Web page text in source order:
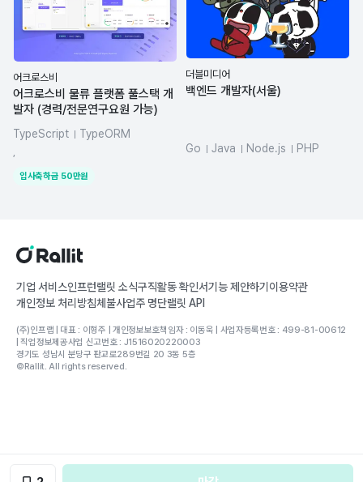
어크로스비
어크로스비 물류 플랫폼 풀스택 개
발자 (경력/전문연구요원 가능)
TypeScript
TypeORM
입사축하금 50만원
더블미디어
백엔드 개발자(서울)
Go Java Node.js
PHP
기업 서비스인프런랠릿 소식구직활동 확인서기능 제안하기이용약관
개인정보 처리방침체불사업주 명단랠릿 API
(주)인프랩 | 대표 : 이형주 | 개인정보보호책임자 : 이동욱 | 사업자등록번호 : 499-81-00612
| 직업정보제공사업 신고번호 : J1516020220003
경기도 성남시 분당구 판교로289번길 20 3동 5층
©Rallit. All rights reserved.